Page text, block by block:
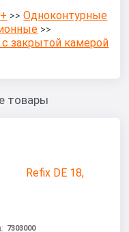
>>Одноконтурные
>>
закрытой камерой
товары
7303000